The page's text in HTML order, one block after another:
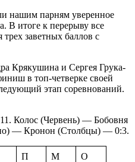
нашим парням уверенное
В итоге к перерыву все
трех заветных баллов с
Крякушина и Сергея Грука-
в топ-четверке своей
этап соревнований.
Колос (Червень) — Бобовня
— Кронон (Столбцы) — 0:3.
П М О